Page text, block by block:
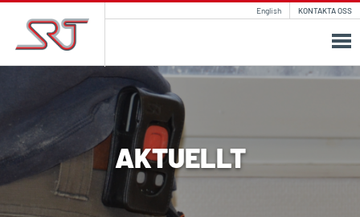
English KONTAKTA OSS
AKTUELLT